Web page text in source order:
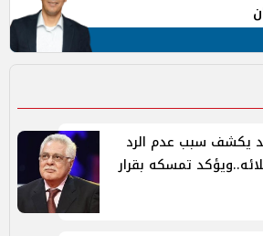
يكشف سبب عدم الرد
تمسكه بقرار